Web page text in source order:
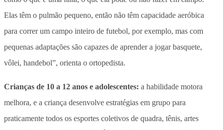
Elas têm o pulmão pequeno, então não têm capacidade aeróbica
para correr um campo inteiro de futebol, por exemplo, mas com
pequenas adaptações são capazes de aprender a jogar basquete,
vôlei, handebol”, orienta o ortopedista.
Crianças de 10 a 12 anos e adolescentes: a habilidade motora
melhora, e a criança desenvolve estratégias em grupo para
praticamente todos os esportes coletivos de quadra, tênis, artes